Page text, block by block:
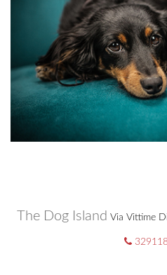
The Dog Island Via Vittime